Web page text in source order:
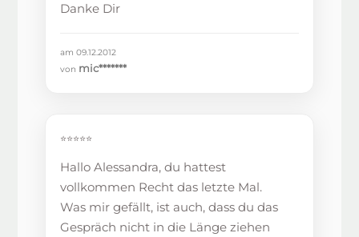
Danke Dir
am 09.12.2012
von mic*******
⭐⭐⭐⭐⭐
Hallo Alessandra, du hattest
vollkommen Recht das letzte Mal.
Was mir gefällt, ist auch, dass du das
Gespräch nicht in die Länge ziehen